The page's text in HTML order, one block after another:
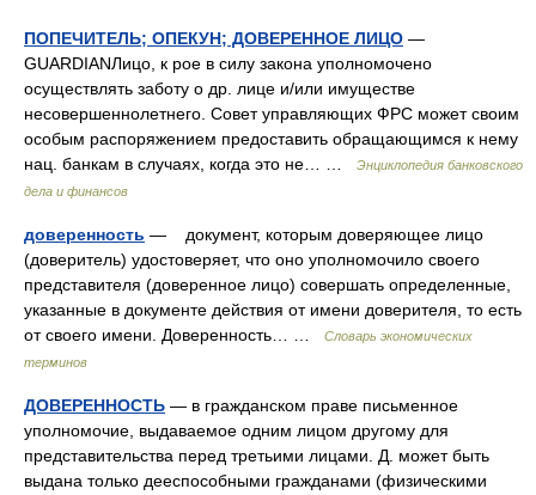
ПОПЕЧИТЕЛЬ; ОПЕКУН; ДОВЕРЕННОЕ ЛИЦО —
GUARDIANЛицо, к рое в силу закона уполномочено
осуществлять заботу о др. лице и/или имуществе
несовершеннолетнего. Совет управляющих ФРС может своим
особым распоряжением предоставить обращающимся к нему
нац. банкам в случаях, когда это не… …
Энциклопедия банковского
дела и финансов
доверенность — документ, которым доверяющее лицо
(доверитель) удостоверяет, что оно уполномочило своего
представителя (доверенное лицо) совершать определенные,
указанные в документе действия от имени доверителя, то есть
от своего имени. Доверенность… …
Словарь экономических
терминов
ДОВЕРЕННОСТЬ — в гражданском праве письменное
уполномочие, выдаваемое одним лицом другому для
представительства перед третьими лицами. Д. может быть
выдана только дееспособными гражданами (физическими